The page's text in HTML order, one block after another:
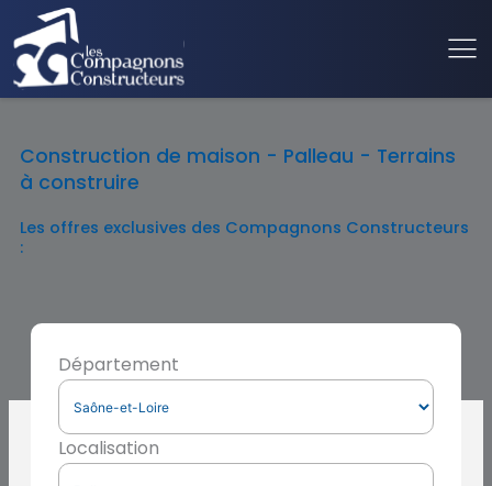
Construction de maison - Palleau - Terrains
à construire
Les offres exclusives des Compagnons Constructeurs
:
Département
Localisation